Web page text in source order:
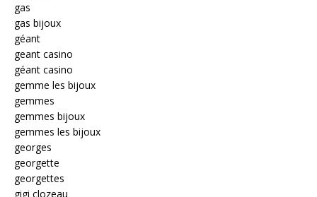
gas
gas bijoux
géant
geant casino
géant casino
gemme les bijoux
gemmes
gemmes bijoux
gemmes les bijoux
georges
georgette
georgettes
gigi clozeau